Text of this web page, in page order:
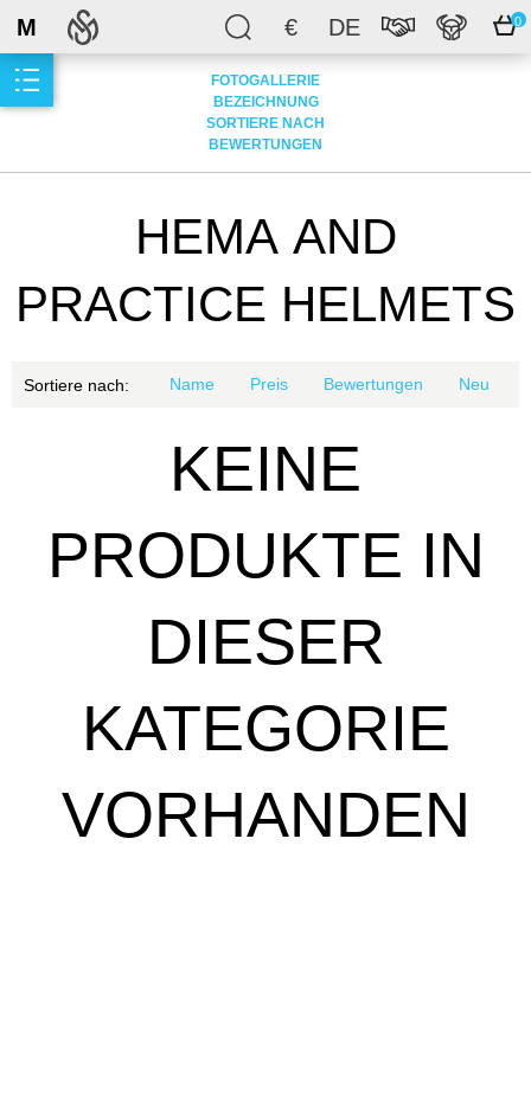
€ DE 0
M
FOTOGALLERIE
BEZEICHNUNG
SORTIERE NACH
BEWERTUNGEN
НЕМА AND
PRACTICE HELMETS
Sortiere nach: Name Preis Bewertungen Neu
KEINE
PRODUKTE IN
DIESER
KATEGORIE
VORHANDEN